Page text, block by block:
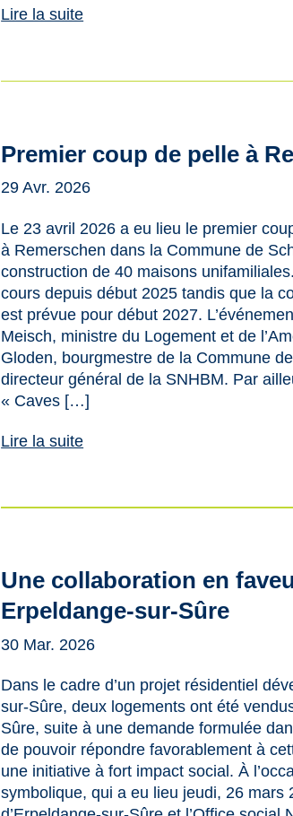
Lire la suite
Premier coup de pelle à
29 Avr. 2026
Le 23 avril 2026 a eu lieu le premier
à Remerschen dans la Commune de
construction de 40 maisons
cours depuis début 2025 tandis que la
est prévue pour début 2027.
Meisch, ministre du Logement et de
Gloden, bourgmestre de la Commune
directeur général de la SNHBM. Par
« Caves […]
Lire la suite
Une collaboration en
Erpeldange-sur-Sûre
30 Mar. 2026
Dans le cadre d’un projet résidentiel
sur-Sûre, deux logements ont été
Sûre, suite à une demande formulée
de pouvoir répondre favorablement à
une initiative à fort impact social. À
symbolique, qui a eu lieu jeudi, 26 mars